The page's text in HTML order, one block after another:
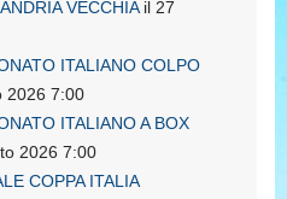
VECCHIAil 27
ITALIANO COLPO
2026 7:00
ITALIANO A BOX
2026 7:00
COPPA ITALIA